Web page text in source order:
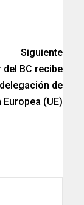
Siguiente
del BC recibe
de
Europea (UE)